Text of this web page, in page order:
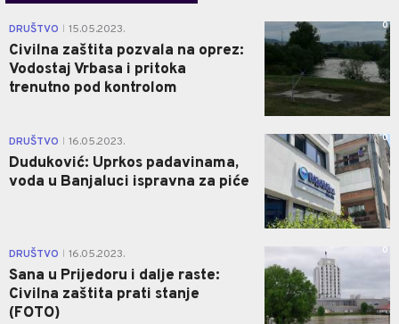
DRUŠTVO 15.05.2023.
Civilna zaštita pozvala na oprez:
Vodostaj Vrbasa i pritoka
trenutno pod kontrolom
0
DRUŠTVO 16.05.2023.
Duduković: Uprkos padavinama,
voda u Banjaluci ispravna za piće
0
DRUŠTVO 16.05.2023.
Sana u Prijedoru i dalje raste:
Civilna zaštita prati stanje
(FOTO)
0